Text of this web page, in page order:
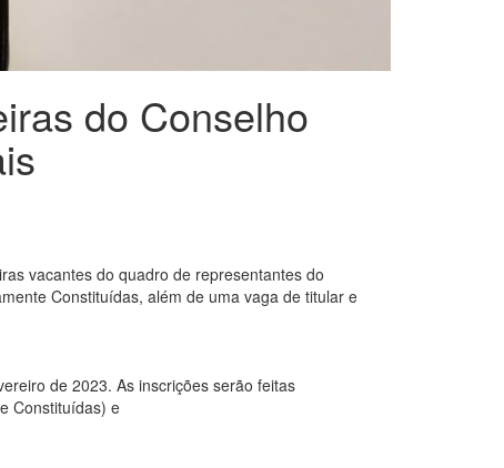
do Conselho
vacantes do quadro de representantes do
Constituídas, além de uma vaga de titular e
de 2023. As inscrições serão feitas
Constituídas) e